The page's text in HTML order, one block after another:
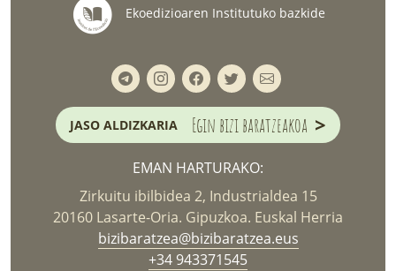
Ekoedizioaren Institutuko bazkide
JASO ALDIZKARIA Egin bizi baratzeakoa >
EMAN HARTURAKO:
Zirkuitu ibilbidea 2, Industrialdea 15
20160 Lasarte-Oria. Gipuzkoa. Euskal Herria
bizibaratzea@bizibaratzea.eus
+34 943371545